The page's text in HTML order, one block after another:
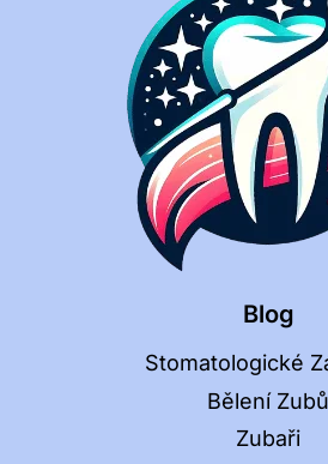
Blog
Stomatologické
Bělení Zubů
Zubaři